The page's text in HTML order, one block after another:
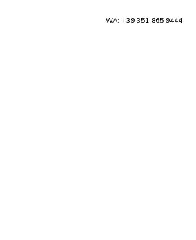
WA: +39 351 865 9444